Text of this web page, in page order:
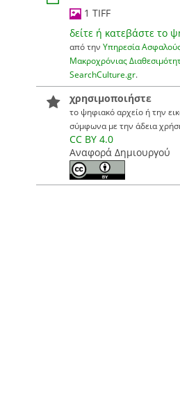
1 TIFF
δείτε ή κατεβάστε το
από την Υπηρεσία
Μακροχρόνιας
SearchCulture.gr.
χρησιμοποιήστε
το ψηφιακό αρχείο ή την
σύμφωνα με την άδεια
CC BY 4.0
Αναφορά Δημιουργού